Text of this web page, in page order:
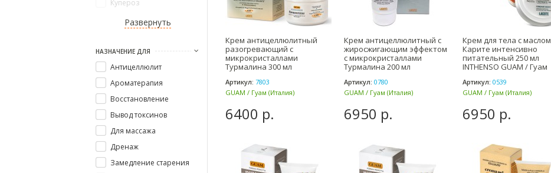
Купероз
Развернуть
НАЗНАЧЕНИЕ ДЛЯ
Антицеллюлит
Ароматерапия
Восстановление
Вывод токсинов
Для массажа
Дренаж
Замедление старения
Крем антицеллюлитный
разогревающий с
микрокристаллами
Турмалина 300 мл
Артикул: 7803
GUAM / Гуам (Италия)
6400 р.
Крем антицеллюлитный c
жиросжигающим эффектом
с микрокристаллами
Турмалина 200 мл
Артикул: 0780
GUAM / Гуам (Италия)
6950 р.
Крем для тела с маслом
Карите интенсивно
питательный 250 мл
INTHENSO GUAM / Гуам
Артикул: 0539
GUAM / Гуам (Италия)
6950 р.